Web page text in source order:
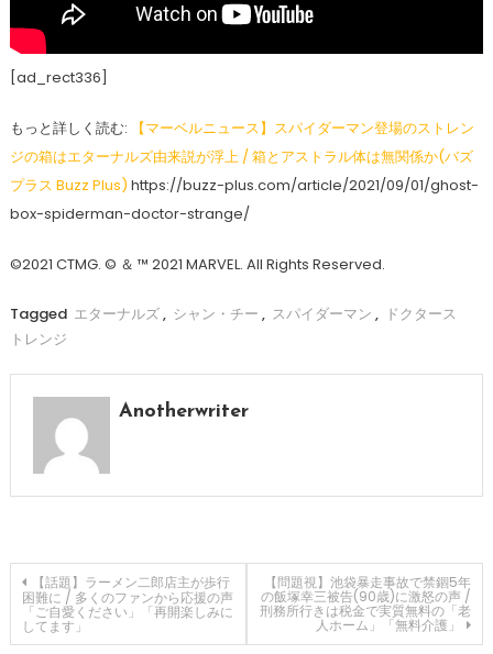
[ad_rect336]
もっと詳しく読む:
【マーベルニュース】スパイダーマン登場のストレン
ジの箱はエターナルズ由来説が浮上 / 箱とアストラル体は無関係か(バズ
プラス Buzz Plus) https://buzz-plus.com/article/2021/09/01/ghost-
box-spiderman-doctor-strange/
©2021 CTMG. © ＆ ™ 2021 MARVEL. All Rights Reserved.
Tagged エターナルズ, シャン・チー , スパイダーマン , ドクタース
トレンジ
Anotherwriter
投
稿
【話題】ラーメン二郎店主が歩行
困難に / 多くのファンから応援の声
「ご自愛ください」「再開楽しみに
してます」
【問題視】池袋暴走事故で禁錮5年
の飯塚幸三被告(90歳)に激怒の声 /
刑務所行きは税金で実質無料の「老
人ホーム」「無料介護」